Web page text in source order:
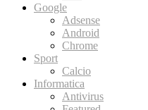
Google
Adsense
Android
Chrome
Sport
Calcio
Informatica
Antivirus